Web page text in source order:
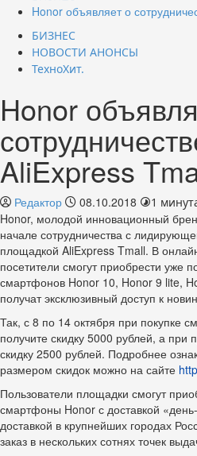
Honor объявляет о
БИЗНЕС
НОВОСТИ АНОНСЫ
ТехноХит.
Honor
AliExpress
Редактор 08.10.2018 1
Honor, молодой инновационный
начале сотрудничества с
площадкой AliExpress Tmall. В
посетители смогут приобрести уже
смартфонов Honor 10, Honor 9 lite,
получат эксклюзивный доступ к
Так, с 8 по 14 октября при покупке
получите скидку 5000 рублей, а при
скидку 2500 рублей. Подробнее
размером скидок можно на сайте
Пользователи площадки смогут
смартфоны Honor с доставкой
доставкой в крупнейших городах
заказ в нескольких сотнях точек